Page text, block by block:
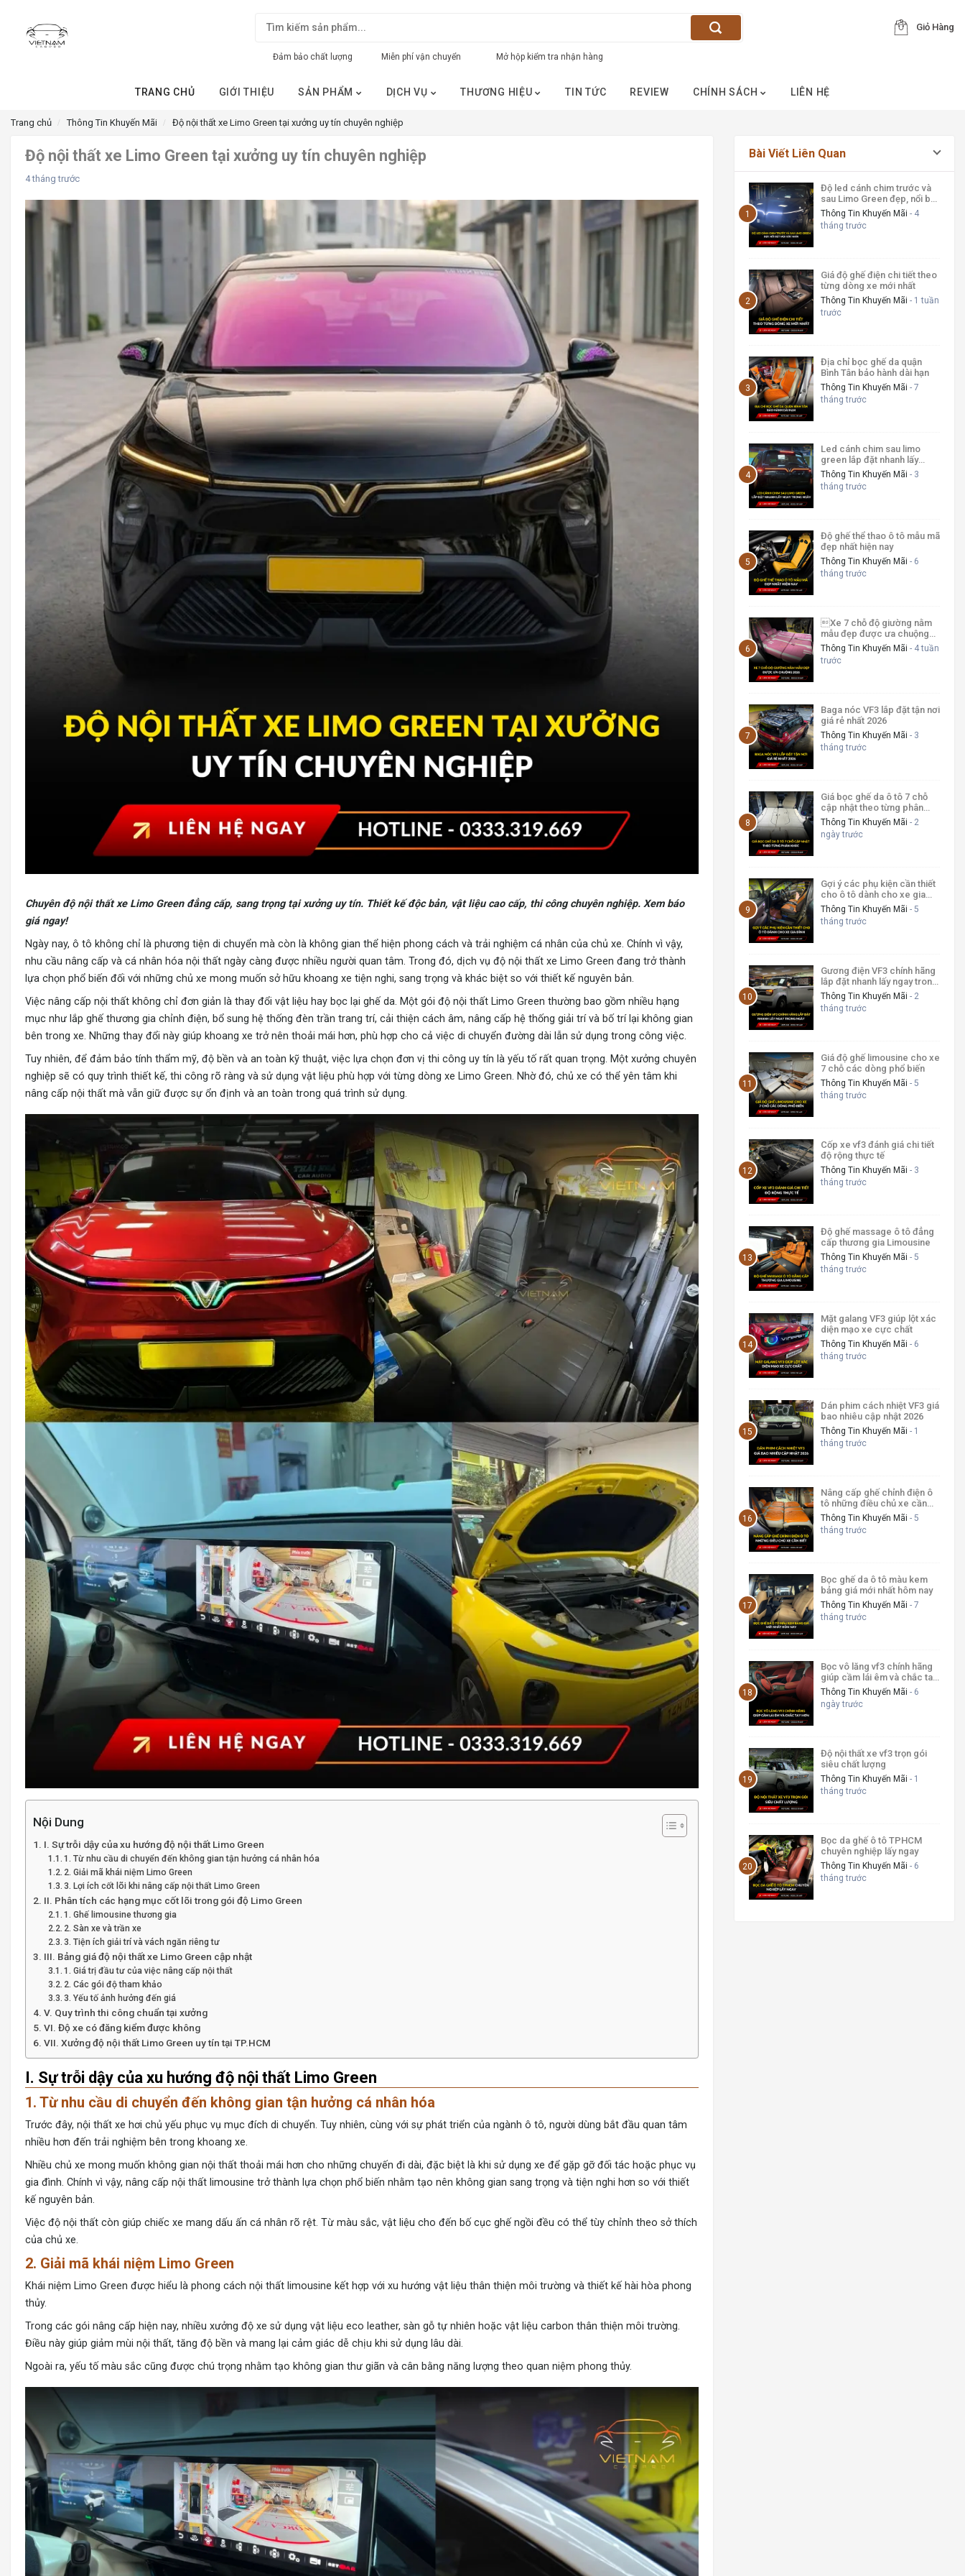
Đảm bảo chất lượng Miễn phí vận chuyển Mở hộp kiểm tra nhận hàng
Giỏ Hàng
TRANG CHỦ GIỚI THIỆU SẢN PHẨM DỊCH VỤ THƯƠNG HIỆU TIN TỨC REVIEW CHÍNH SÁCH LIÊN HỆ
Trang chủ Thông Tin Khuyến Mãi Độ nội thất xe Limo Green tại xưởng uy tín chuyên nghiệp
Độ nội thất xe Limo Green tại xưởng uy tín chuyên nghiệp
4 tháng trước
Chuyên độ nội thấtxe Limo Greenđẳng cấp, sang trọng tại xưởng uy tín. Thiết kế độc bản, vật liệu cao cấp, thi công chuyên nghiệp. Xem báo
giá ngay!
Ngày nay, ô tô không chỉ là phương tiện di chuyển mà còn là không gian thể hiện phong cách và trải nghiệm cá nhân của chủ xe. Chính vì vậy,
nhu cầu nâng cấp và cá nhân hóa nội thất ngày càng được nhiều người quan tâm. Trong đó, dịch vụ độ nội thất xe Limo Green đang trở thành
lựa chọn phổ biến đối với những chủ xe mong muốn sở hữu khoang xe tiện nghi, sang trọng và khác biệt so với thiết kế nguyên bản.
Việc nâng cấp nội thất không chỉ đơn giản là thay đổi vật liệu hay bọc lại ghế da. Một gói độ nội thất Limo Green thường bao gồm nhiều hạng
mục như lắp ghế thương gia chỉnh điện, bổ sung hệ thống đèn trần trang trí, cải thiện cách âm, nâng cấp hệ thống giải trí và bố trí lại không gian
bên trong xe. Những thay đổi này giúp khoang xe trở nên thoải mái hơn, phù hợp cho cả việc di chuyển đường dài lẫn sử dụng trong công việc.
Tuy nhiên, để đảm bảo tính thẩm mỹ, độ bền và an toàn kỹ thuật, việc lựa chọn đơn vị thi công uy tín là yếu tố rất quan trọng. Một xưởng chuyên
nghiệp sẽ có quy trình thiết kế, thi công rõ ràng và sử dụng vật liệu phù hợp với từng dòng xe Limo Green. Nhờ đó, chủ xe có thể yên tâm khi
nâng cấp nội thất mà vẫn giữ được sự ổn định và an toàn trong quá trình sử dụng.
Nội Dung
I. Sự trỗi dậy của xu hướng độ nội thất Limo Green
1. Từ nhu cầu di chuyển đến không gian tận hưởng cá nhân hóa
2. Giải mã khái niệm Limo Green
3. Lợi ích cốt lõi khi nâng cấp nội thất Limo Green
II. Phân tích các hạng mục cốt lõi trong gói độ Limo Green
1. Ghế limousine thương gia
2. Sàn xe và trần xe
3. Tiện ích giải trí và vách ngăn riêng tư
III. Bảng giá độ nội thất xe Limo Green cập nhật
1. Giá trị đầu tư của việc nâng cấp nội thất
2. Các gói độ tham khảo
3. Yếu tố ảnh hưởng đến giá
V. Quy trình thi công chuẩn tại xưởng
VI. Độ xe có đăng kiểm được không
VII. Xưởng độ nội thất Limo Green uy tín tại TP.HCM
I. Sự trỗi dậy của xu hướng độ nội thất Limo Green
1. Từ nhu cầu di chuyển đến không gian tận hưởng cá nhân hóa
Trước đây, nội thất xe hơi chủ yếu phục vụ mục đích di chuyển. Tuy nhiên, cùng với sự phát triển của ngành ô tô, người dùng bắt đầu quan tâm
nhiều hơn đến trải nghiệm bên trong khoang xe.
Nhiều chủ xe mong muốn không gian nội thất thoải mái hơn cho những chuyến đi dài, đặc biệt là khi sử dụng xe để gặp gỡ đối tác hoặc phục vụ
gia đình. Chính vì vậy, nâng cấp nội thất limousine trở thành lựa chọn phổ biến nhằm tạo nên không gian sang trọng và tiện nghi hơn so với thiết
kế nguyên bản.
Việc độ nội thất còn giúp chiếc xe mang dấu ấn cá nhân rõ rệt. Từ màu sắc, vật liệu cho đến bố cục ghế ngồi đều có thể tùy chỉnh theo sở thích
của chủ xe.
2. Giải mã khái niệm Limo Green
Khái niệm Limo Green được hiểu là phong cách nội thất limousine kết hợp với xu hướng vật liệu thân thiện môi trường và thiết kế hài hòa phong
thủy.
Trong các gói nâng cấp hiện nay, nhiều xưởng độ xe sử dụng vật liệu eco leather, sàn gỗ tự nhiên hoặc vật liệu carbon thân thiện môi trường.
Điều này giúp giảm mùi nội thất, tăng độ bền và mang lại cảm giác dễ chịu khi sử dụng lâu dài.
Ngoài ra, yếu tố màu sắc cũng được chú trọng nhằm tạo không gian thư giãn và cân bằng năng lượng theo quan niệm phong thủy.
Bài Viết Liên Quan
Độ led cánh chim trước và
sau Limo Green đẹp, nổi bật
mọi góc nhìn
Thông Tin Khuyến Mãi - 4
tháng trước
Giá độ ghế điện chi tiết theo
từng dòng xe mới nhất
Thông Tin Khuyến Mãi - 1 tuần
trước
Địa chỉ bọc ghế da quận
Bình Tân bảo hành dài hạn
Thông Tin Khuyến Mãi - 7
tháng trước
Led cánh chim sau limo
green lắp đặt nhanh lấy
ngay trong ngày
Thông Tin Khuyến Mãi - 3
tháng trước
Độ ghế thể thao ô tô mẫu mã
đẹp nhất hiện nay
Thông Tin Khuyến Mãi - 6
tháng trước
Xe 7 chỗ độ giường nằm
mẫu đẹp được ưa chuộng
2026
Thông Tin Khuyến Mãi - 4 tuần
trước
Baga nóc VF3 lắp đặt tận nơi
giá rẻ nhất 2026
Thông Tin Khuyến Mãi - 3
tháng trước
Giá bọc ghế da ô tô 7 chỗ
cập nhật theo từng phân
khúc
Thông Tin Khuyến Mãi - 2
ngày trước
Gợi ý các phụ kiện cần thiết
cho ô tô dành cho xe gia
đình
Thông Tin Khuyến Mãi - 5
tháng trước
Gương điện VF3 chính hãng
lắp đặt nhanh lấy ngay trong
ngày
Thông Tin Khuyến Mãi - 2
tháng trước
Giá độ ghế limousine cho xe
7 chỗ các dòng phổ biến
Thông Tin Khuyến Mãi - 5
tháng trước
Cốp xe vf3 đánh giá chi tiết
độ rộng thực tế
Thông Tin Khuyến Mãi - 3
tháng trước
Độ ghế massage ô tô đẳng
cấp thương gia Limousine
Thông Tin Khuyến Mãi - 5
tháng trước
Mặt galang VF3 giúp lột xác
diện mạo xe cực chất
Thông Tin Khuyến Mãi - 6
tháng trước
Dán phim cách nhiệt VF3 giá
bao nhiêu cập nhật 2026
Thông Tin Khuyến Mãi - 1
tháng trước
Nâng cấp ghế chỉnh điện ô
tô những điều chủ xe cần
biết
Thông Tin Khuyến Mãi - 5
tháng trước
Bọc ghế da ô tô màu kem
bảng giá mới nhất hôm nay
Thông Tin Khuyến Mãi - 7
tháng trước
Bọc vô lăng vf3 chính hãng
giúp cầm lái êm và chắc tay
hơn
Thông Tin Khuyến Mãi - 6
ngày trước
Độ nội thất xe vf3 trọn gói
siêu chất lượng
Thông Tin Khuyến Mãi - 1
tháng trước
Bọc da ghế ô tô TPHCM
chuyên nghiệp lấy ngay
Thông Tin Khuyến Mãi - 6
tháng trước